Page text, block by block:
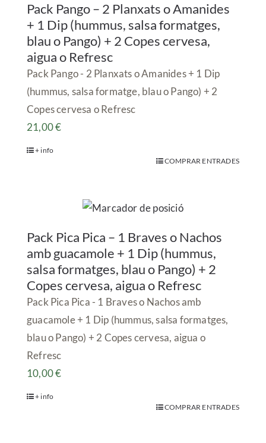
Pack Pango – 2 Planxats o Amanides
+ 1 Dip (hummus, salsa formatges,
blau o Pango) + 2 Copes cervesa,
aigua o Refresc
Pack Pango - 2 Planxats o Amanides + 1 Dip
(hummus, salsa formatge, blau o Pango) + 2
Copes cervesa o Refresc
21,00€
+ info
COMPRAR ENTRADES
Pack Pica Pica – 1 Braves o Nachos
amb guacamole + 1 Dip (hummus,
salsa formatges, blau o Pango) + 2
Copes cervesa, aigua o Refresc
Pack Pica Pica - 1 Braves o Nachos amb
guacamole + 1 Dip (hummus, salsa formatges,
blau o Pango) + 2 Copes cervesa, aigua o
Refresc
10,00€
+ info
COMPRAR ENTRADES